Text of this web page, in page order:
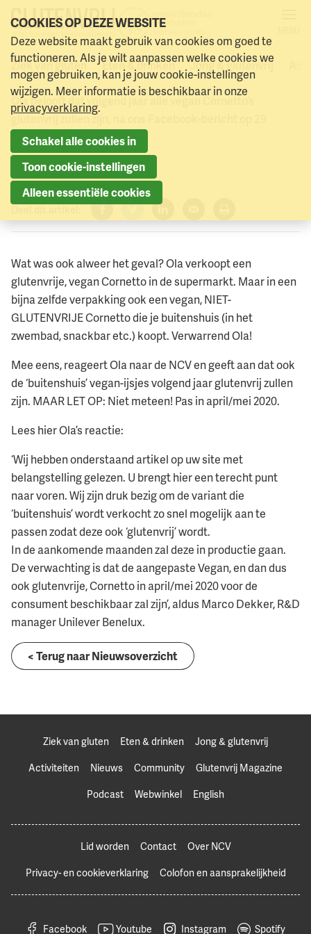
Naar menu Naar hoofdinhoud
Ziek van gluten Eten & drinken Jong & glutenvrij
Vegan Cornetto's Ola in mei
glutenvrij
Ola belooft dat volgend jaar alle vegan Cornetto’s
glutenvrij zullen zijn, na ons Facebook-bericht op 29
augustus.
18 september 2019
Facebook
TwitterLinkedInVerzenden
Printen
Wat was ook alweer het geval? Ola verkoopt een
glutenvrije, vegan Cornetto in de supermarkt. Maar in een
bijna zelfde verpakking ook een vegan, NIET-
GLUTENVRIJE Cornetto die je buitenshuis (in het
zwembad, snackbar etc.) koopt. Verwarrend Ola!
Mee eens, reageert Ola naar de NCV en geeft aan dat ook
de ‘buitenshuis’ vegan-ijsjes volgend jaar glutenvrij zullen
zijn. MAAR LET OP: Niet meteen! Pas in april/mei 2020.
Lees hier Ola’s reactie:
‘Wij hebben onderstaand artikel op uw site met
belangstelling gelezen. U brengt hier een terecht punt
naar voren. Wij zijn druk bezig om de variant die
‘buitenshuis’ wordt verkocht zo snel mogelijk aan te
passen zodat deze ook ‘glutenvrij’ wordt.
In de aankomende maanden zal deze in productie gaan.
De verwachting is dat de aangepaste Vegan, en dan dus
ook glutenvrije, Cornetto in april/mei 2020 voor de
consument beschikbaar zal zijn’, aldus Marco Dekker, R&D
manager Unilever Benelux.
< Terug naar Nieuwsoverzicht
Ziek van gluten Eten & drinken
Jong & glutenvrij
Activiteiten
Nieuws Community
Glutenvrij Magazine
Podcast
Webwinkel English
Lid worden Contact
Over NCV
Privacy- en cookieverklaring
Colofon en aansprakelijkheid
Facebook Youtube Instagram Spotify
COOKIES OP DEZE WEBSITE
Deze website maakt gebruik van cookies om goed te
functioneren. Als je wilt aanpassen welke cookies we
mogen gebruiken, kan je jouw cookie-instellingen
wijzigen. Meer informatie is beschikbaar in onze
privacyverklaring.
Schakel alle cookies in
Toon cookie-instellingen
Alleen essentiële cookies